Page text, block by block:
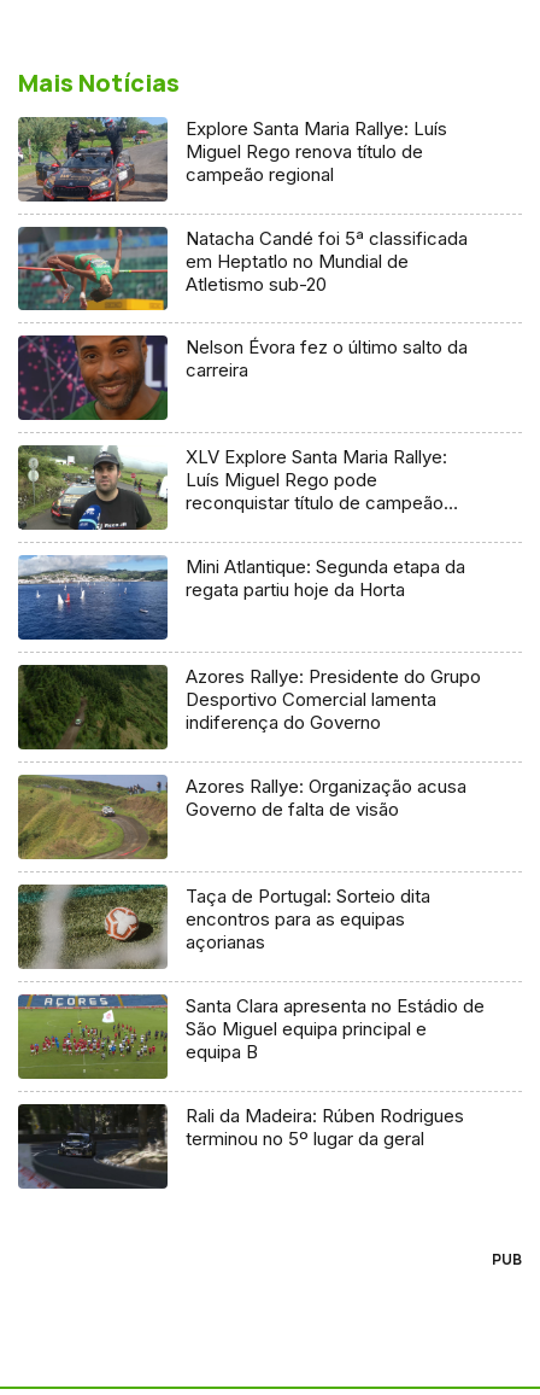
Mais Notícias
Explore Santa Maria Rallye: Luís
Miguel Rego renova título de
campeão regional
Natacha Candé foi 5ª classificada
em Heptatlo no Mundial de
Atletismo sub-20
Nelson Évora fez o último salto da
carreira
XLV Explore Santa Maria Rallye:
Luís Miguel Rego pode
reconquistar título de campeão
Mini Atlantique: Segunda etapa da
regata partiu hoje da Horta
Azores Rallye: Presidente do Grupo
Desportivo Comercial lamenta
indiferença do Governo
Azores Rallye: Organização acusa
Governo de falta de visão
Taça de Portugal: Sorteio dita
encontros para as equipas
açorianas
Santa Clara apresenta no Estádio de
São Miguel equipa principal e
equipa B
Rali da Madeira: Rúben Rodrigues
terminou no 5º lugar da geral
PUB